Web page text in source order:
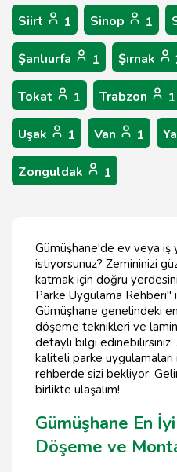
Siirt 1 Sinop 1
Şanlıurfa 1 Şırnak
Tokat 1 Trabzon 1
Uşak 1 Van 1
Zonguldak 1
Gümüşhane'de ev veya iş
istiyorsunuz? Zemininizi
katmak için doğru
Parke Uygulama Rehberi"
Gümüşhane genelindeki
döşeme teknikleri ve
detaylı bilgi
kaliteli parke uygulamaları
rehberde sizi bekliyor.
birlikte ulaşalım!
Gümüşhane En
Döşeme ve